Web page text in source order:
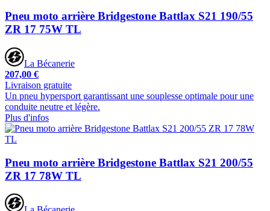
Pneu moto arrière Bridgestone Battlax S21 190/55
ZR 17 75W TL
La Bécanerie
207,00 €
Livraison gratuite
Un pneu hypersport garantissant une souplesse optimale pour une
conduite neutre et légère.
Plus d'infos
Pneu moto arrière Bridgestone Battlax S21 200/55
ZR 17 78W TL